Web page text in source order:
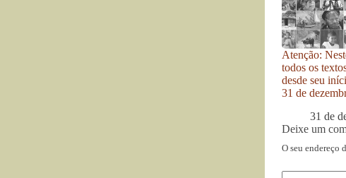
Atenção:
todos os
desde seu
31 de
31 de
Deixe um
O seu endereço